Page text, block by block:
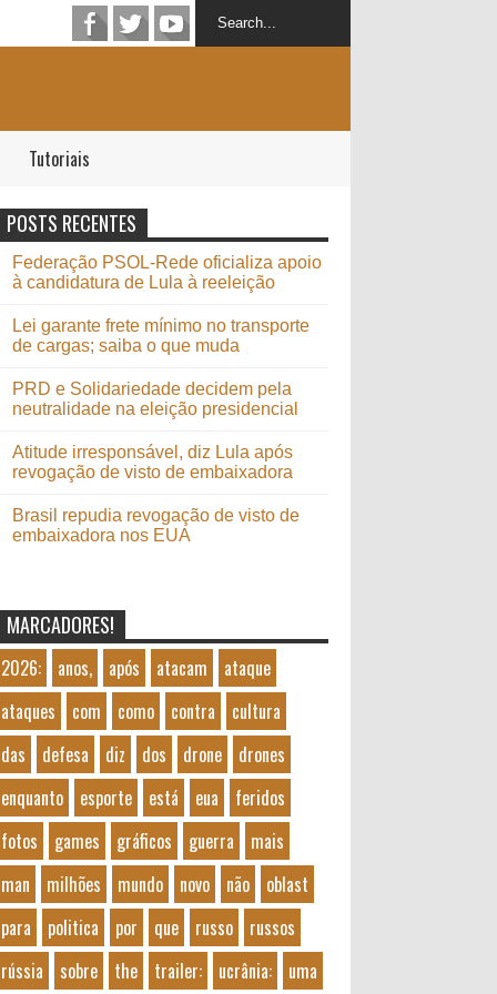
Tutoriais
POSTS RECENTES
Federação PSOL-Rede oficializa apoio
à candidatura de Lula à reeleição
Lei garante frete mínimo no transporte
de cargas; saiba o que muda
PRD e Solidariedade decidem pela
neutralidade na eleição presidencial
Atitude irresponsável, diz Lula após
revogação de visto de embaixadora
Brasil repudia revogação de visto de
embaixadora nos EUA
MARCADORES!
2026: anos, após atacam
ataque
ataques
com como contra
cultura
das
defesa diz dos drone
drones
enquanto
esporte está eua
feridos
fotos
games gráficos guerra
mais
man
milhões mundo novo não
oblast
para
politica por que russo
russos
rússia
sobre the trailer: ucrânia:
uma